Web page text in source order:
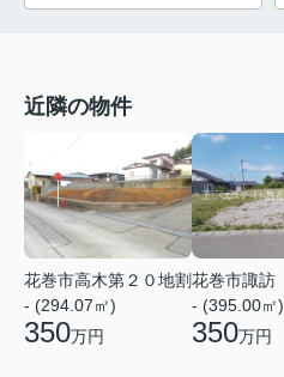
近隣の物件
花巻市高木第２０地割
- (294.07㎡)
350万円
花巻市諏訪
- (395.00㎡)
350万円